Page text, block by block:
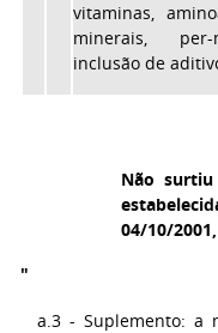
vitaminas,
minerais,
inclusão de
Não
04/10/
"
a.3 - Suplemento: a